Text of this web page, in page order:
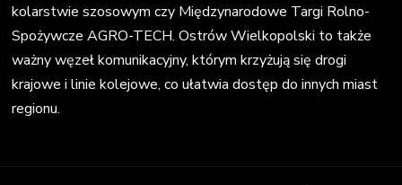
kolarstwie szosowym czy Międzynarodowe Targi Rolno-
Spożywcze AGRO-TECH. Ostrów Wielkopolski to także
ważny węzeł komunikacyjny, którym krzyżują się drogi
krajowe i linie kolejowe, co ułatwia dostęp do innych miast
regionu.